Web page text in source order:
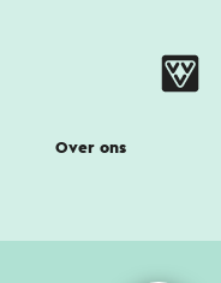
Over ons